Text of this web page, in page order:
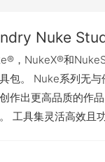
，NukeX®和
包。 Nuke系列无
作出更高品质的作
工具集灵活高效且
，更有独特的“开